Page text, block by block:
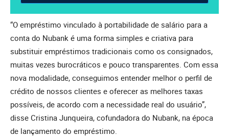
“O empréstimo vinculado à portabilidade de salário para a
conta do Nubank é uma forma simples e criativa para
substituir empréstimos tradicionais como os consignados,
muitas vezes burocráticos e pouco transparentes. Com essa
nova modalidade, conseguimos entender melhor o perfil de
crédito de nossos clientes e oferecer as melhores taxas
possíveis, de acordo com a necessidade real do usuário”,
disse Cristina Junqueira, cofundadora do Nubank, na época
de lançamento do empréstimo.